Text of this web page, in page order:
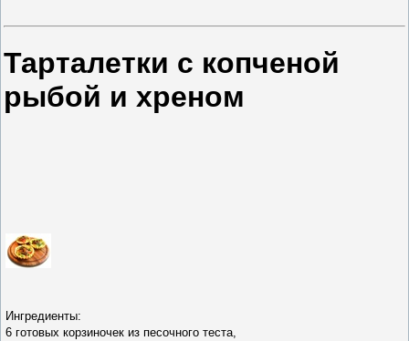
Тарталетки с копченой
рыбой и хреном
Ингредиенты:
6 готовых корзиночек из песочного теста,